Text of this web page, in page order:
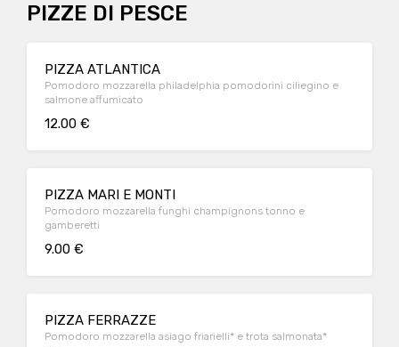
PIZZE DI PESCE
PIZZA ATLANTICA
Pomodoro mozzarella philadelphia pomodorini ciliegino e
salmone affumicato
12.00 €
PIZZA MARI E MONTI
Pomodoro mozzarella funghi champignons tonno e
gamberetti
9.00 €
PIZZA FERRAZZE
Pomodoro mozzarella asiago friarielli* e trota salmonata*